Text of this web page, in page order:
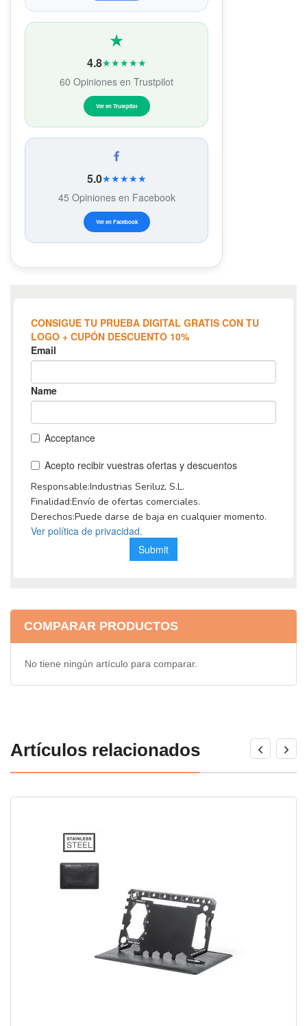
4.8★★★★★
60 Opiniones en Trustpilot
Ver en Trustpilot
5.0★★★★★
45 Opiniones en Facebook
Ver en Facebook
COMPARAR PRODUCTOS
No tiene ningún artículo para comparar.
Artículos relacionados